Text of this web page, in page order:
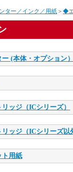
ター／インク／用紙 ＞ ◆
ー (本体・オプション）
リッジ（ICシリーズ）
リッジ（ICシリーズ以
ト用紙